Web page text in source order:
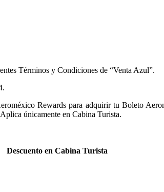
Términos y Condiciones de “Venta Azul”.
Rewards para adquirir tu Boleto
únicamente en Cabina Turista.
Descuento en Cabina Turista